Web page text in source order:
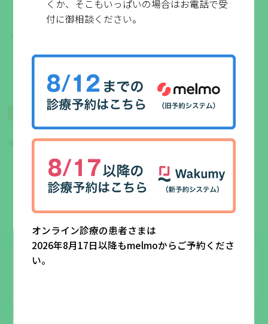
～
受付 8:30～
● ● ● ／ ●
心臓リハビリ・往診
～19:00
受付 16:00～
●
木・日・祝／火・土の午後
※ 往診は、かかりつけの患者さんを対象とさせて頂きます。往診
けできません。何卒ご了承下さい。
くか、そこもいっぱいの場合はお電話で受
付に御相談ください。
オンライン診療の患者さまは
2026年8月17日以降もmelmoからご予約くださ
い。